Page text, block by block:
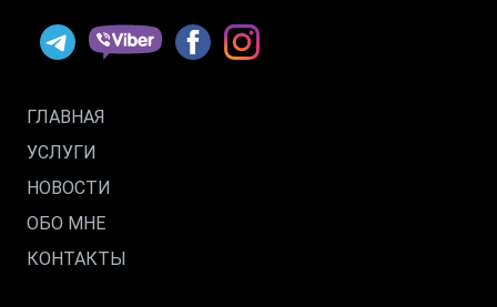
ГЛАВНАЯ
УСЛУГИ
НОВОСТИ
ОБО МНЕ
КОНТАКТЫ